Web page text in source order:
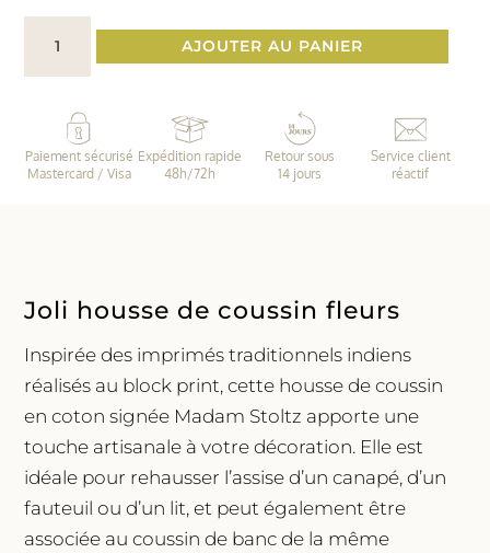
Housse
coussin
•
Stoltz
AJOUTER AU PANIER
Paiement sécurisé
Mastercard / Visa
Expédition rapide
48h/72h
Retour sous
14 jours
Service client
réactif
Joli housse de coussin fleurs
Inspirée des imprimés traditionnels indiens
réalisés au block print, cette housse de coussin
en coton signée Madam Stoltz apporte une
touche artisanale à votre décoration. Elle est
idéale pour rehausser l’assise d’un canapé, d’un
fauteuil ou d’un lit, et peut également être
associée au coussin de banc de la même